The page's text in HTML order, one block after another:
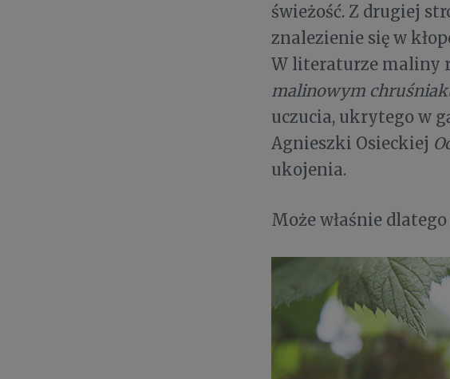
świeżość. Z drugiej
znalezienie się w
W literaturze maliny
malinowym
uczucia, ukrytego w
Agnieszki Osieckiej
ukojenia.
Może właśnie